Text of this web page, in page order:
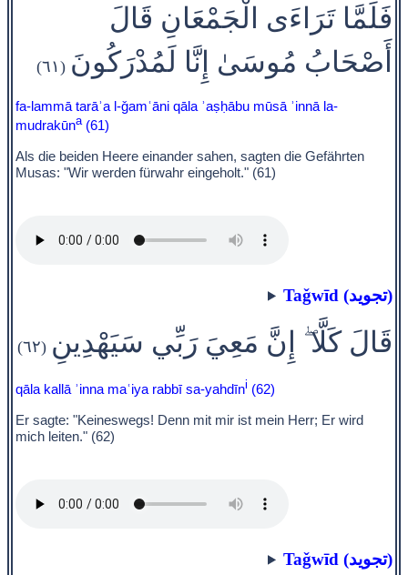
فَلَمَّا تَرَاءَى الْجَمْعَانِ قَالَ
أَصْحَابُ مُوسَىٰ إِنَّا لَمُدْرَكُونَ (٦١)
fa-lammā tarāʾa l-ǧamʿāni qāla ʾaṣḥābu mūsā ʾinnā la-
mudrakūna(61)
Als die beiden Heere einander sahen, sagten die Gefährten
Musas: "Wir werden fürwahr eingeholt." (61)
Taǧwīd (تجويد)
قَالَ كَلَّا ۖ إِنَّ مَعِيَ رَبِّي سَيَهْدِينِ (٦٢)
qāla kallā ʾinna maʿiya rabbī sa-yahdīni (62)
Er sagte: "Keineswegs! Denn mit mir ist mein Herr; Er wird
mich leiten." (62)
Taǧwīd (تجويد)